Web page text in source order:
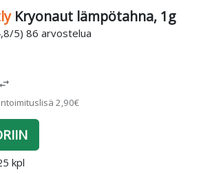
Kryonaut lämpötahna, 1g
5) 86 arvostelua
swap_horiz
2,90€
kpl